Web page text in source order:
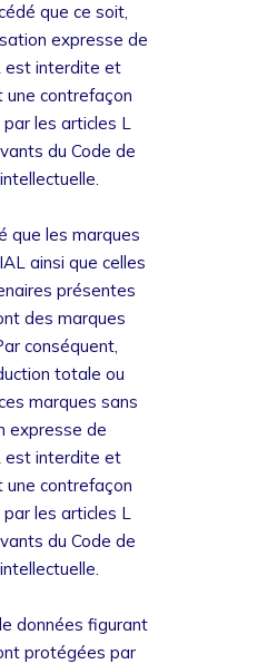
que ce soit,
expresse de
est interdite et
une contrefaçon
les articles L
du Code de
que les marques
ainsi que celles
présentes
des marques
conséquent,
totale ou
marques sans
expresse de
est interdite et
une contrefaçon
les articles L
du Code de
données figurant
protégées par